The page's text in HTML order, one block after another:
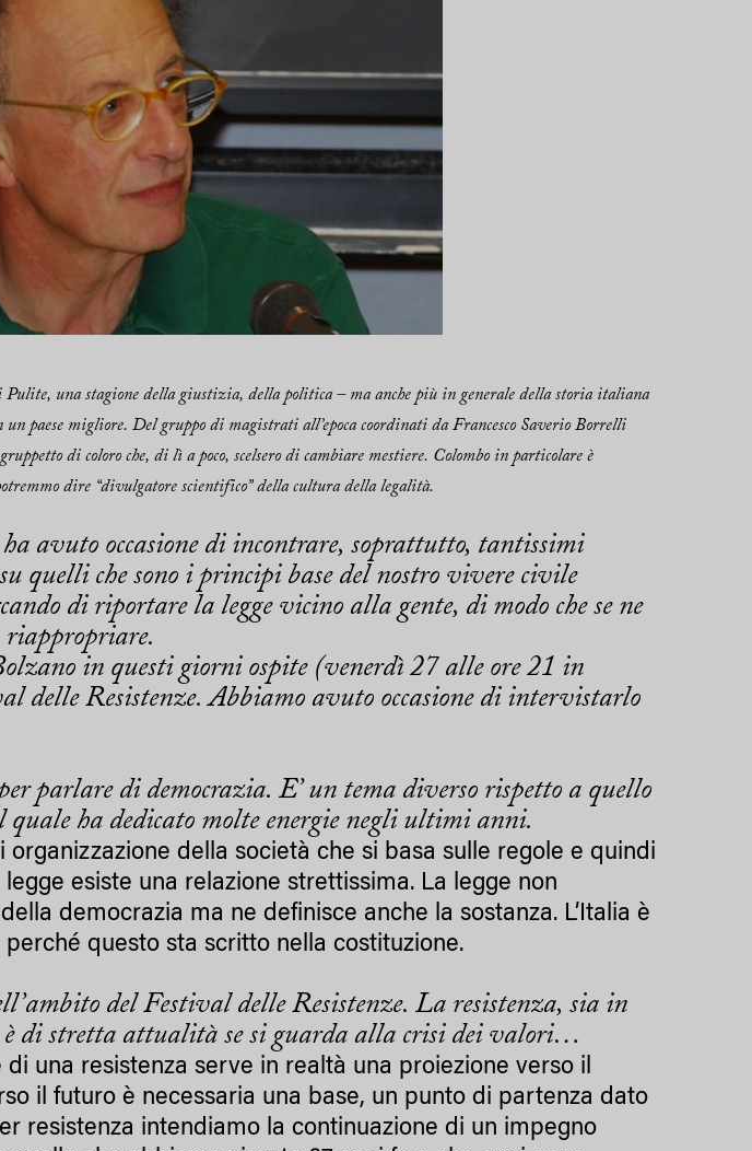
una stagione della giustizia, della politica – ma anche più in generale della storia italiana
paese migliore. Del gruppo di magistrati all’epoca coordinati da Francesco Saverio Borrelli
di coloro che, di lì a poco, scelsero di cambiare mestiere. Colombo in particolare è
dire “divulgatore scientifico” della cultura della legalità.
avuto occasione di incontrare, soprattutto, tantissimi
quelli che sono i principi base del nostro vivere civile
di riportare la legge vicino alla gente, di modo che se ne
riappropriare.
in questi giorni ospite (venerdì 27 alle ore 21 in
delle Resistenze. Abbiamo avuto occasione di intervistarlo
parlare di democrazia. E’ un tema diverso rispetto a quello
ha dedicato molte energie negli ultimi anni.
della società che si basa sulle regole e quindi
esiste una relazione strettissima. La legge non
democrazia ma ne definisce anche la sostanza. L’Italia è
questo sta scritto nella costituzione.
del Festival delle Resistenze. La resistenza, sia in
è di stretta attualità se si guarda alla crisi dei valori…
una resistenza serve in realtà una proiezione verso il
il futuro è necessaria una base, un punto di partenza dato
resistenza intendiamo la continuazione di un impegno